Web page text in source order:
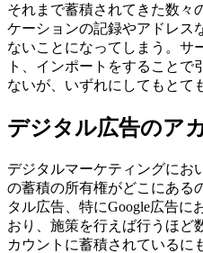
それまで蓄積されてきた数々
ケーションの記録やアドレス
ないことになってしまう。サ
ト、インポートをすること
ないが、いずれにしてもとて
デジタル広告のア
デジタルマーケティングにお
の蓄積の所有権がどこにある
タル広告、特にGoogle広告
おり、施策を行えば行うほど
カウントに蓄積されているに